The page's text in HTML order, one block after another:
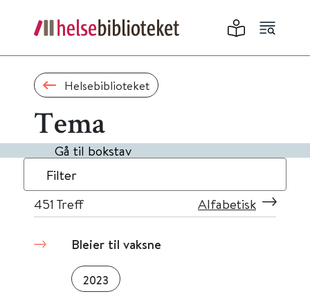
Helsebiblioteket
Tema
Gå til bokstav
Filter
451 Treff Alfabetisk
Bleier til vaksne
2023